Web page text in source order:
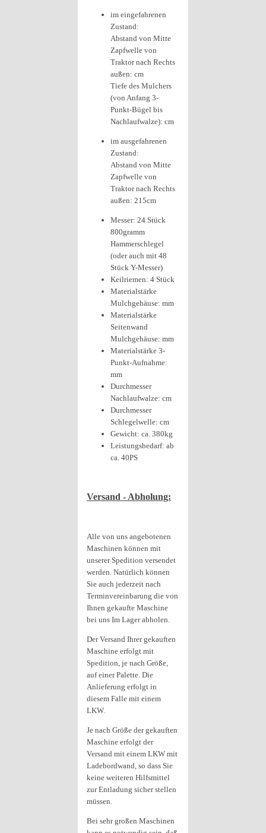
im eingefahrenen
Zustand:
Abstand von Mitte
Zapfwelle von
Traktor nach Rechts
außen: cm
Tiefe des Mulchers
(von Anfang 3-
Punkt-Bügel bis
Nachlaufwalze): cm
im ausgefahrenen
Zustand:
Abstand von Mitte
Zapfwelle von
Traktor nach Rechts
außen: 215cm
Messer: 24 Stück
800gramm
Hammerschlegel
(oder auch mit 48
Stück Y-Messer)
Keilriemen: 4 Stück
Materialstärke
Mulchgehäuse: mm
Materialstärke
Seitenwand
Mulchgehäuse: mm
Materialstärke 3-
Punkt-Aufnahme:
mm
Durchmesser
Nachlaufwalze: cm
Durchmesser
Schlegelwelle: cm
Gewicht: ca. 380kg
Leistungsbedarf: ab
ca. 40PS
Versand - Abholung:
Alle von uns angebotenen
Maschinen können mit
unserer Spedition versendet
werden. Natürlich können
Sie auch jederzeit nach
Terminvereinbarung die von
Ihnen gekaufte Maschine
bei uns Im Lager abholen.
Der Versand Ihrer gekauften
Maschine erfolgt mit
Spedition, je nach Größe,
auf einer Palette. Die
Anlieferung erfolgt in
diesem Falle mit einem
LKW.
Je nach Größe der gekauften
Maschine erfolgt der
Versand mit einem LKW mit
Ladebordwand, so dass Sie
keine weiteren Hilfsmittel
zur Entladung sicher stellen
müssen.
Bei sehr großen Maschinen